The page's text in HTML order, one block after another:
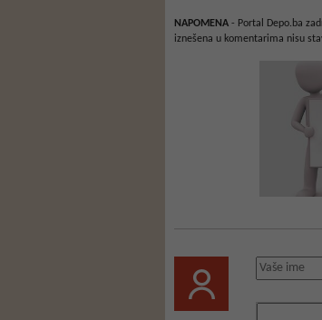
NAPOMENA - Portal Depo.ba
iznešena u komentarima nisu